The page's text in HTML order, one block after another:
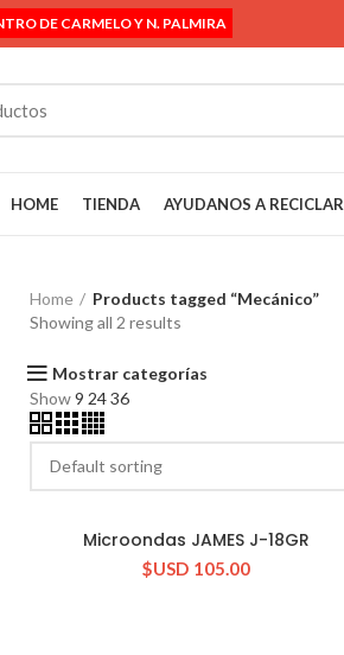
DE CARMELO Y N. PALMIRA
HOME TIENDA AYUDANOS A RECICLAR
Home
Products tagged “Mecánico”
Showing all 2 results
Mostrar categorías
Show9 2436
CONSULTAR STOCK
Microondas JAMES J-18GR
$USD 105.00